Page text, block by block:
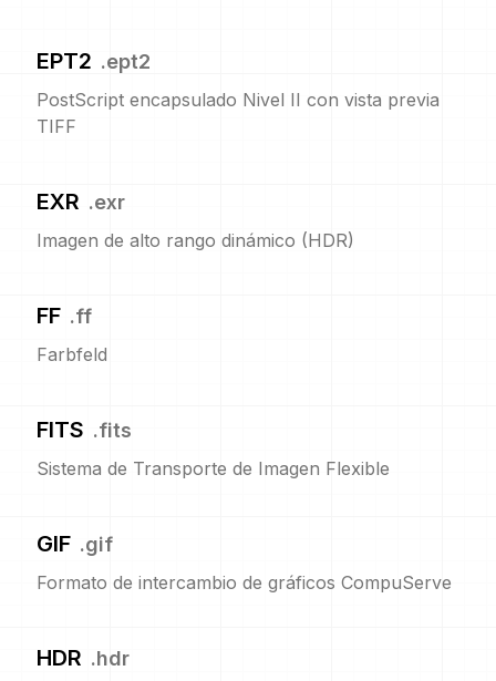
EPT2 .ept2
PostScript encapsulado Nivel II con vista previa
TIFF
EXR .exr
Imagen de alto rango dinámico (HDR)
FF .ff
Farbfeld
FITS .fits
Sistema de Transporte de Imagen Flexible
GIF .gif
Formato de intercambio de gráficos CompuServe
HDR .hdr